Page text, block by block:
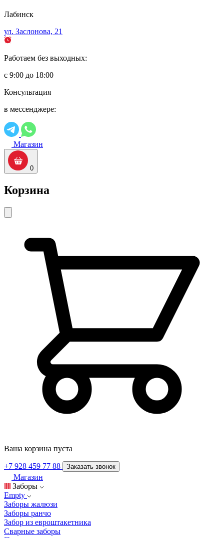
Лабинск
ул. Заслонова, 21
Работаем без выходных:
с 9:00 до 18:00
Консультация
в мессенджере:
Магазин
0
Корзина
Ваша корзина пуста
+7 928 459 77 88 Заказать звонок
Магазин
Заборы
Empty
Заборы жалюзи
Заборы ранчо
Забор из евроштакетника
Сварные заборы